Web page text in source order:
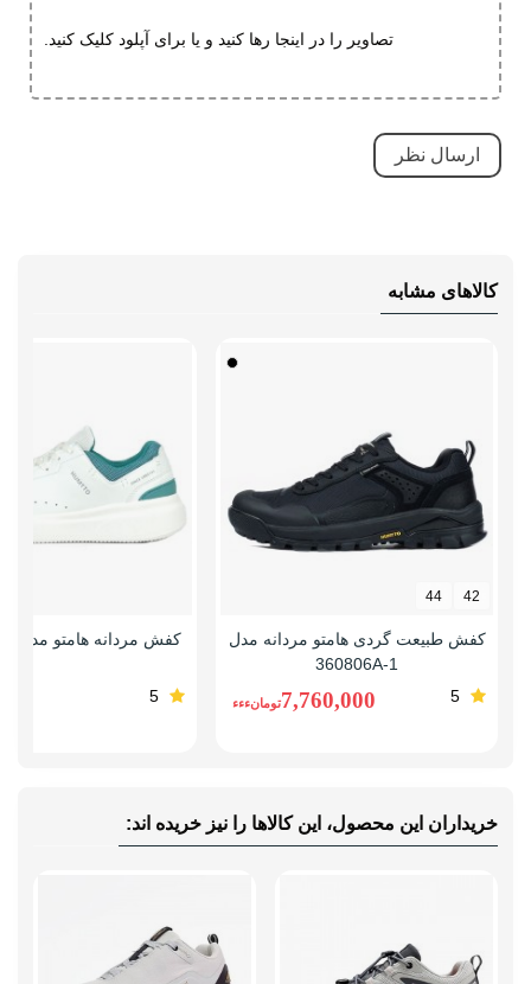
کاهش فشارهای وارده
تخصصی
نحوه بسته شدن
نوع ساق بدون ساق
وزن (یک لنگه) سایز 38: 306 گرم، سایز 40: 336 گرم
راهنمای قالب
تصاویر را در اینجا رها کنید و یا برای آپلود کلیک کنید.
کالاهای مشابه
42
44
کفش طبیعت گردی هامتو مردانه مدل
360806A-1
5
7,760,000تومانءءء
کفش مردانه هامتو مدل 360596A-5
5
خریداران این محصول، این کالاها را نیز خریده اند: